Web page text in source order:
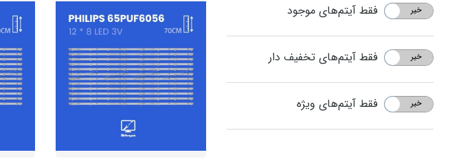
بله خیر فقط آیتم‌های موجود
بله خیر فقط آیتم‌های تخفیف دار
بله خیر فقط آیتم‌های ویژه